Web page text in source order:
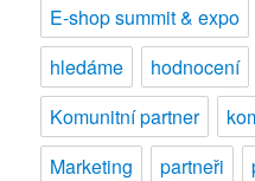
E-shop summit & expo
hledáme
hodnocení
Komunitní partner
Marketing
partneři